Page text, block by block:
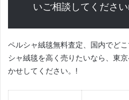
いご相談してくださ
ペルシャ絨毯無料査定、国内でど
シャ絨毯を高く売りたいなら、東
かせしてください。!